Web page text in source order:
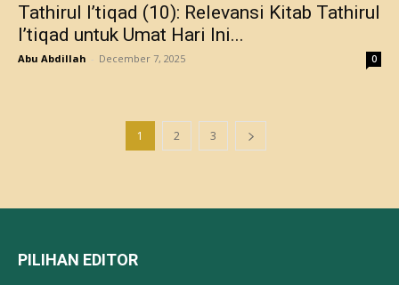
Tathirul I’tiqad (10): Relevansi Kitab Tathirul
I’tiqad untuk Umat Hari Ini...
Abu Abdillah - December 7, 2025 0
1 2 3
PILIHAN EDITOR